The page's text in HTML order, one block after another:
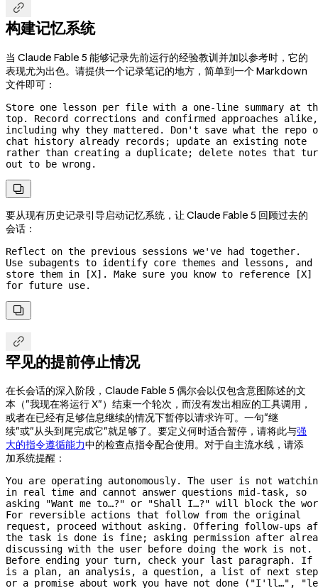

构建记忆系统
当 Claude Fable 5 能够记录先前运行的经验教训并加以参考时，它的
表现尤为出色。请提供一个记录笔记的地方，简单到一个 Markdown
文件即可：
Store one lesson per file with a one-line summary at
top. Record corrections and confirmed approaches alike,
including why they mattered. Don't save what the repo
chat history already records; update an existing note
rather than creating a duplicate; delete notes that
out to be wrong.

要从现有历史记录引导启动记忆系统，让 Claude Fable 5 回顾过去的
会话：
Reflect on the previous sessions we've had together.
Use subagents to identify core themes and lessons, and
store them in [X]. Make sure you know to reference [X]
for future use.


罕见的提前停止情况
在长会话的深入阶段，Claude Fable 5 偶尔会以仅包含意图陈述的文
本（"我现在将运行 X"）结束一个轮次，而没有发出相应的工具调用，
或者在已经有足够信息继续的情况下暂停以请求许可。一句"继
续"或"从头到尾完成它"就足够了。要定义何时适合暂停，请将此与强
大的指令遵循能力中的检查点指令配合使用。对于自主流水线，请添
加系统提醒：
You are operating autonomously. The user is not
in real time and cannot answer questions mid-task,
so
asking "Want me to…?" or "Shall I…?" will block the
For reversible actions that follow from the original
request, proceed without asking. Offering follow-ups
the task is done is fine; asking permission after
discussing with the user before doing the work is not.
Before ending your turn, check your last paragraph.
is a plan, an analysis, a question, a list of next
or a promise about work you have not done ("I'll…",